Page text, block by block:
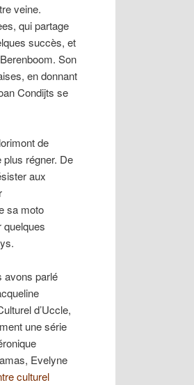
veine.
qui partage
succès, et
Berenboom. Son
en donnant
Condijts se
de
plus régner. De
aux
sa moto
avons parlé
d’Uccle,
une série
Evelyne
culturel